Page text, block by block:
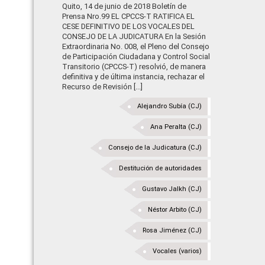
Quito, 14 de junio de 2018 Boletín de
Prensa Nro.99 EL CPCCS-T RATIFICA EL
CESE DEFINITIVO DE LOS VOCALES DEL
CONSEJO DE LA JUDICATURA En la Sesión
Extraordinaria No. 008, el Pleno del Consejo
de Participación Ciudadana y Control Social
Transitorio (CPCCS-T) resolvió, de manera
definitiva y de última instancia, rechazar el
Recurso de Revisión [...]
Alejandro Subía (CJ)
Ana Peralta (CJ)
Consejo de la Judicatura (CJ)
Destitución de autoridades
Gustavo Jalkh (CJ)
Néstor Arbito (CJ)
Rosa Jiménez (CJ)
Vocales (varios)